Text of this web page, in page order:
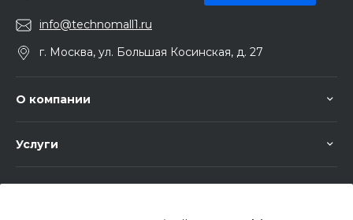
info@technomall1.ru
г. Москва, ул. Большая Косинская, д. 27
О компании
Услуги